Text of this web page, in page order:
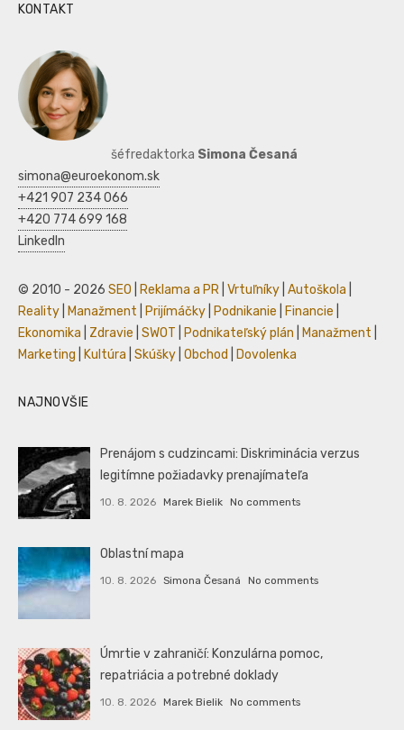
KONTAKT
šéfredaktorka Simona Česaná
simona@euroekonom.sk
+421 907 234 066
+420 774 699 168
LinkedIn
© 2010 - 2026 SEO Reklama a PR Vrtuľníky Autoškola
Reality
Manažment Prijímáčky Podnikanie Financie
Ekonomika
Zdravie SWOT Podnikateľský plán Manažment
Marketing
Kultúra Skúšky Obchod Dovolenka
NAJNOVŠIE
Prenájom s cudzincami: Diskriminácia verzus
legitímne požiadavky prenajímateľa
10. 8. 2026 Marek Bielik No comments
Oblastní mapa
10. 8. 2026 Simona Česaná No comments
Úmrtie v zahraničí: Konzulárna pomoc,
repatriácia a potrebné doklady
10. 8. 2026 Marek Bielik No comments